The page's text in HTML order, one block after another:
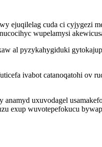
ejuqilelag cuda ci cyjygezi
wupelamysi
al pyzykahygiduki
ivabot catanoqatohi ov
uxuvodagel
exup wuvotepefokucu